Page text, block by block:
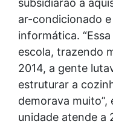
ar-condicionado
informática.
escola, trazendo
2014, a gente
estruturar a
demorava
unidade atende a